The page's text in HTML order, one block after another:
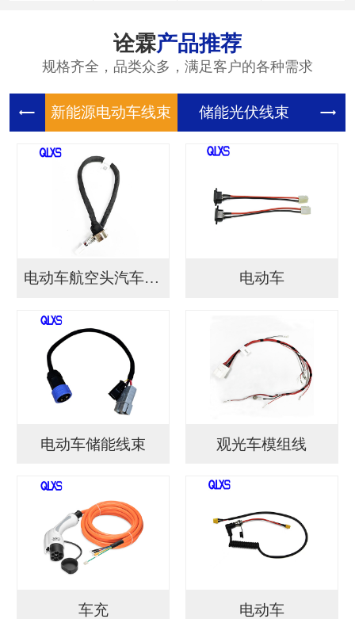
诠霖产品推荐
规格齐全，品类众多，满足客户的各种需求
新能源电 储能光伏
电动车航空头汽车连接... 电动车
电动车储能线束 观光车模组线
车充 电动车